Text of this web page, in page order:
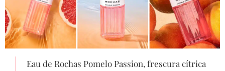
Eau de Rochas Pomelo Passion, frescura cítrica